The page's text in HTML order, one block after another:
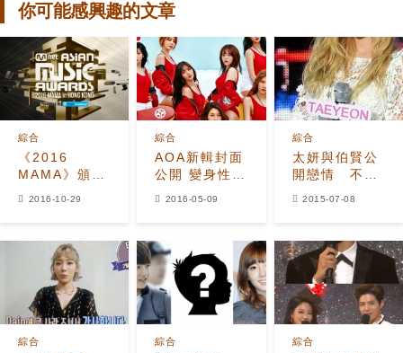
你可能感興趣的文章
《2016
MAMA》頒獎
綜合
2016-10-29
AOA新輯封面
公開 變身性感
綜合
2016-05-09
太妍與伯賢公
開戀情 不影
綜合
2015-07-08
綜合 綜合 綜合